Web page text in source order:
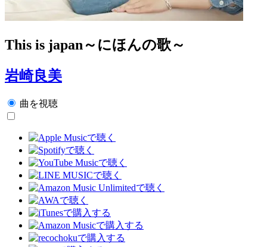
This is japan～にほんの歌～
岩崎良美
曲を視聴